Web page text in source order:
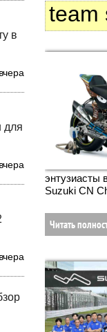
в
вчера
для
вчера
вчера
team
энтузиасты
Suzuki CN
Читать